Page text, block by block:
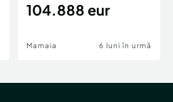
cheie,langa Mega
104.888 eur
Mamaia 6 luni în urmă